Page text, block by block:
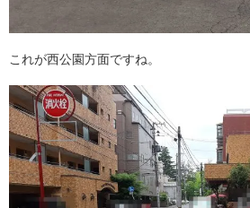
これが西公園方面ですね。